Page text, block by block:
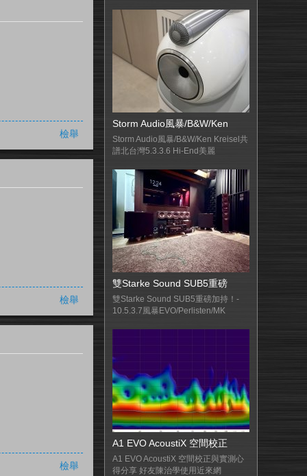
檢舉
檢舉
檢舉
Storm Audio風暴/B&W/Ken
Storm Audio風暴/B&W/Ken Kreisel共
譜北台灣5.3.3.6 Hi-End美麗
雙Starke Sound SUB5重磅
雙Starke Sound SUB5重磅加持！-
10.5.3.7風暴EVO/Perlisten/MK
A1 EVO AcoustiX 空間校正
A1 EVO AcoustiX 空間校正與實測心
得分享 好友陳治學使用近來網